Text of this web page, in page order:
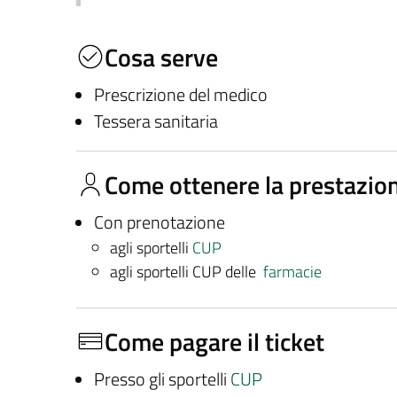
Cosa serve
Prescrizione del medico
Tessera sanitaria
Come ottenere la
Con prenotazione
agli sportelli CUP
agli sportelli CUP delle farmacie
Come pagare il ticket
Presso gli sportelli CUP